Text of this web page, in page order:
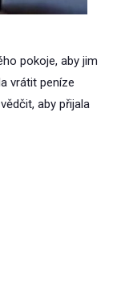
pokoje, aby jim
vrátit peníze
aby přijala